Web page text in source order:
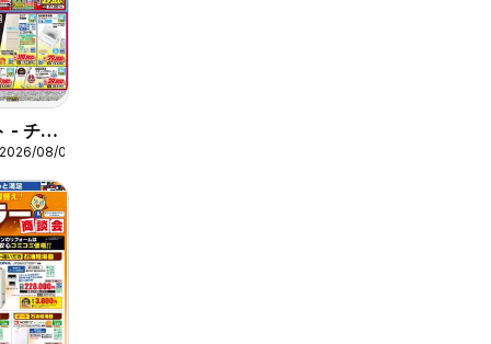
- チラ
08/07